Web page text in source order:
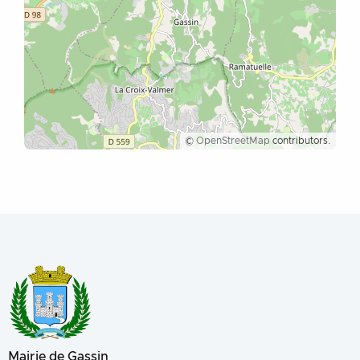
© OpenStreetMap contributors.
Mairie de Gassin